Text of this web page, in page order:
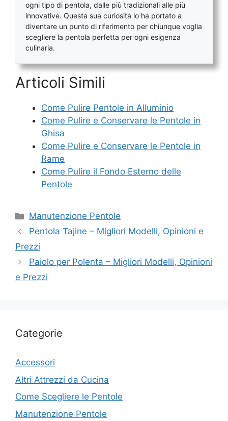
ogni tipo di pentola, dalle più tradizionali alle più
innovative. Questa sua curiosità lo ha portato a
diventare un punto di riferimento per chiunque voglia
scegliere la pentola perfetta per ogni esigenza
culinaria.
Articoli Simili
Come Pulire Pentole in Alluminio
Come Pulire e Conservare le Pentole in
Ghisa
Come Pulire e Conservare le Pentole in
Rame
Come Pulire il Fondo Esterno delle
Pentole
Categorie
Manutenzione Pentole
Pentola Tajine – Migliori Modelli, Opinioni e
Prezzi
Paiolo per Polenta – Migliori Modelli, Opinioni
e Prezzi
Categorie
Accessori
Altri Attrezzi da Cucina
Come Scegliere le Pentole
Manutenzione Pentole